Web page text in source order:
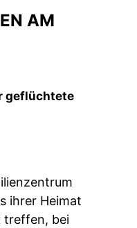
AM
geflüchtete
ihrer Heimat
treffen, bei